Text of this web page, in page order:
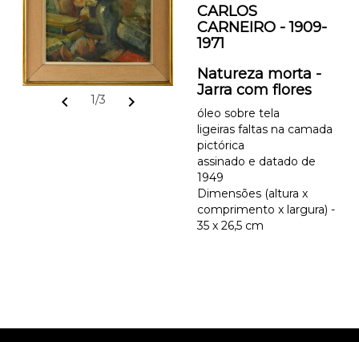
chevron_left 1/3 chevron_right
CARLOS
CARNEIRO - 1909-
1971
Natureza morta -
Jarra com flores
óleo sobre tela
ligeiras faltas na camada
pictórica
assinado e datado de
1949
Dimensões (altura x
comprimento x largura) -
35 x 26,5 cm